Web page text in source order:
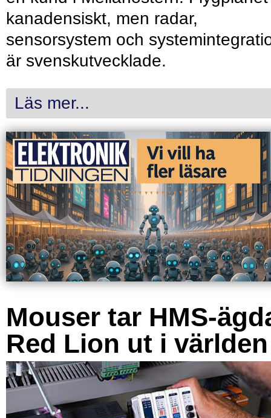
kanadensiskt, men radar,
sensorsystem och
är svenskutvecklade.
Läs mer...
Mouser tar HMS-
Red Lion ut i världen